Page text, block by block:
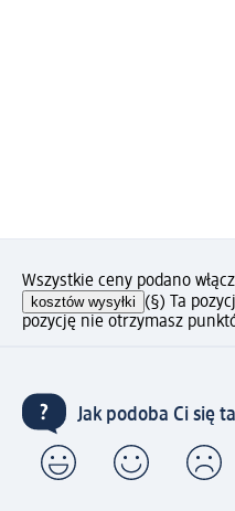
Wszystkie ceny podano
kosztów wysyłki (§) Ta
pozycję nie otrzymasz
Jak podoba Ci się